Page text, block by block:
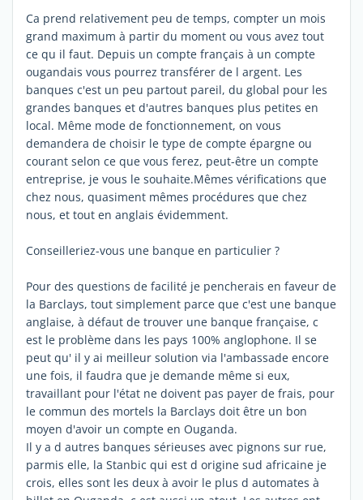
Ca prend relativement peu de temps, compter un mois
grand maximum à partir du moment ou vous avez tout
ce qu il faut. Depuis un compte français à un compte
ougandais vous pourrez transférer de l argent. Les
banques c'est un peu partout pareil, du global pour les
grandes banques et d'autres banques plus petites en
local. Même mode de fonctionnement, on vous
demandera de choisir le type de compte épargne ou
courant selon ce que vous ferez, peut-être un compte
entreprise, je vous le souhaite.Mêmes vérifications que
chez nous, quasiment mêmes procédures que chez
nous, et tout en anglais évidemment.
Conseilleriez-vous une banque en particulier ?
Pour des questions de facilité je pencherais en faveur de
la Barclays, tout simplement parce que c'est une banque
anglaise, à défaut de trouver une banque française, c
est le problème dans les pays 100% anglophone. Il se
peut qu' il y ai meilleur solution via l'ambassade encore
une fois, il faudra que je demande même si eux,
travaillant pour l'état ne doivent pas payer de frais, pour
le commun des mortels la Barclays doit être un bon
moyen d'avoir un compte en Ouganda.
Il y a d autres banques sérieuses avec pignons sur rue,
parmis elle, la Stanbic qui est d origine sud africaine je
crois, elles sont les deux à avoir le plus d automates à